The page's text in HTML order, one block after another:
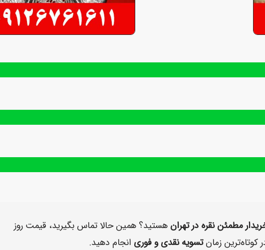
مطمئن نقره در تهران هستید؟ همین حالا تماس بگیرید، قیمت روز
کوتاه‌ترین زمانتسویه نقدی و فوری انجام دهید.